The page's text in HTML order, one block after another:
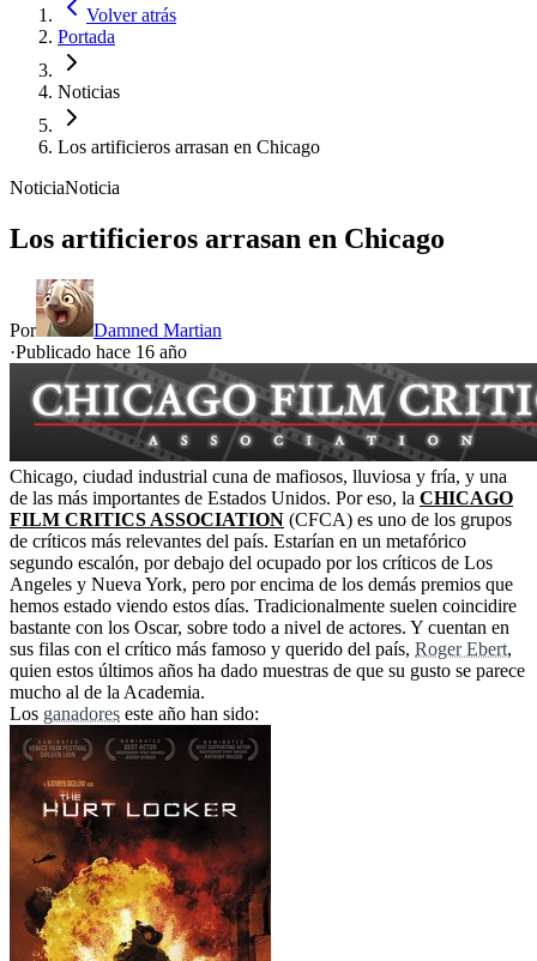
Volver atrás
Portada
Noticias
Los artificieros arrasan en Chicago
NoticiaNoticia
Los artificieros arrasan en Chicago
Por
Damned Martian
·Publicado hace 16 año
Chicago, ciudad industrial cuna de mafiosos, lluviosa y fría, y una
de las más importantes de Estados Unidos. Por eso, la CHICAGO
FILM CRITICS ASSOCIATION (CFCA) es uno de los grupos
de críticos más relevantes del país. Estarían en un metafórico
segundo escalón, por debajo del ocupado por los críticos de Los
Angeles y Nueva York, pero por encima de los demás premios que
hemos estado viendo estos días. Tradicionalmente suelen coincidire
bastante con los Oscar, sobre todo a nivel de actores. Y cuentan en
sus filas con el crítico más famoso y querido del país, Roger Ebert,
quien estos últimos años ha dado muestras de que su gusto se parece
mucho al de la Academia.
Los ganadores este año han sido: